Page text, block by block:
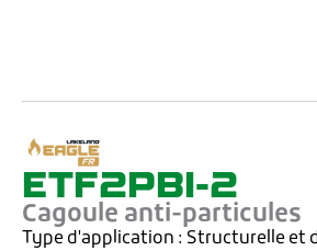
ETF2PBI-2
Cagoule anti-particules
Type d'application : Structurelle et